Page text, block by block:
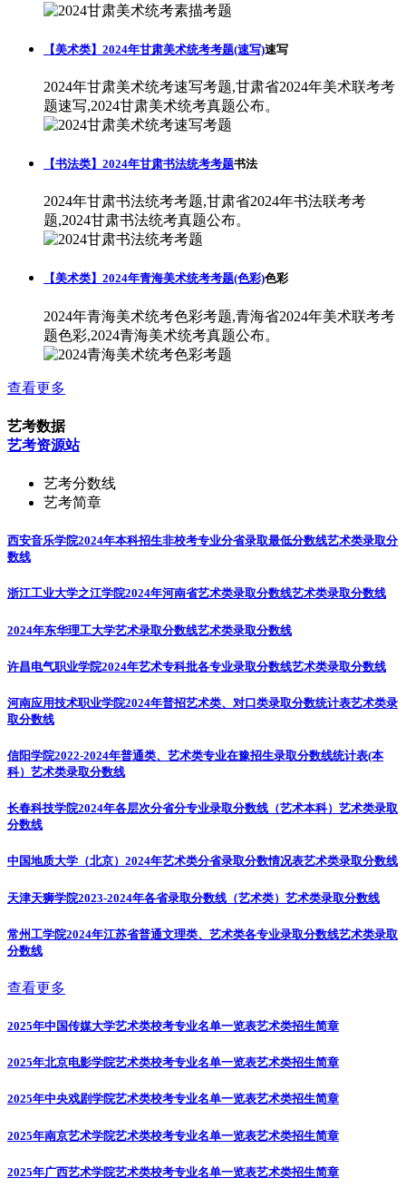
【美术类】2024年甘肃美术统考考题(速写)速写
2024年甘肃美术统考速写考题,甘肃省2024年美术联考考
题速写,2024甘肃美术统考真题公布。
【书法类】2024年甘肃书法统考考题书法
2024年甘肃书法统考考题,甘肃省2024年书法联考考
题,2024甘肃书法统考真题公布。
【美术类】2024年青海美术统考考题(色彩)色彩
2024年青海美术统考色彩考题,青海省2024年美术联考考
题色彩,2024青海美术统考真题公布。
查看更多
艺考数据
艺考资源站
艺考分数线
艺考简章
西安音乐学院2024年本科招生非校考专业分省录取最低分数线艺术类录取分
数线
浙江工业大学之江学院2024年河南省艺术类录取分数线艺术类录取分数线
2024年东华理工大学艺术录取分数线艺术类录取分数线
许昌电气职业学院2024年艺术专科批各专业录取分数线艺术类录取分数线
河南应用技术职业学院2024年普招艺术类、对口类录取分数统计表艺术类录
取分数线
信阳学院2022-2024年普通类、艺术类专业在豫招生录取分数线统计表(本
科） 艺术类录取分数线
长春科技学院2024年各层次分省分专业录取分数线（艺术本科） 艺术类录取
分数线
中国地质大学（北京）2024年艺术类分省录取分数情况表艺术类录取分数线
天津天狮学院2023-2024年各省录取分数线（艺术类） 艺术类录取分数线
常州工学院2024年江苏省普通文理类、艺术类各专业录取分数线艺术类录取
分数线
查看更多
2025年中国传媒大学艺术类校考专业名单一览表艺术类招生简章
2025年北京电影学院艺术类校考专业名单一览表艺术类招生简章
2025年中央戏剧学院艺术类校考专业名单一览表艺术类招生简章
2025年南京艺术学院艺术类校考专业名单一览表艺术类招生简章
2025年广西艺术学院艺术类校考专业名单一览表艺术类招生简章